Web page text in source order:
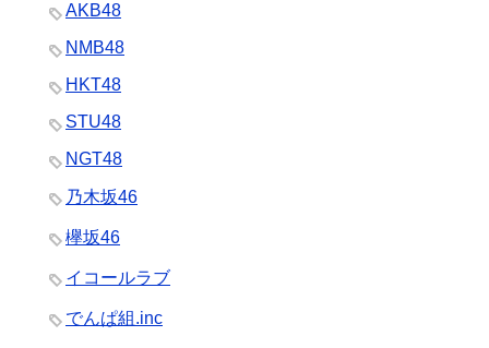
AKB48
NMB48
HKT48
STU48
NGT48
乃木坂46
欅坂46
イコールラブ
でんぱ組.inc